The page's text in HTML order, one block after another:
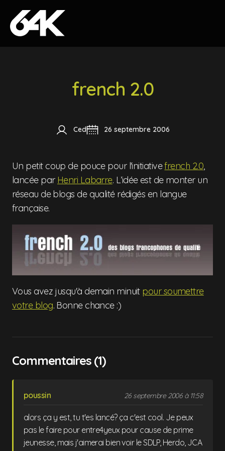
Skip to content
french 2.0
Ced 26 septembre 2006
Un petit coup de pouce pour l'initiativefrench 2.0,
lancée par Henri Labarre. L’idée est de monter un
réseau de blogs de qualité rédigés en langue
française.
Vous avez jusqu'à demain minuit pour soumettre
votre blog. Bonne chance :)
Commentaires (1)
poussin 26 septembre 2006 à 11:58
alors ça y est, tu t'es lancé? ça c'est cool. Je peux
pas le faire pour entre4yeux pour cause de prime
jeunesse, mais j'aimerai bien voir le SDLP, Herdo, JCA